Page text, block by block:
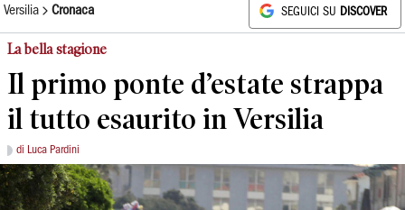
Versilia Cronaca SEGUICI SU DISCOVER
La bella stagione
Il primo ponte d’estate strappa
il tutto esaurito in Versilia
di Luca Pardini